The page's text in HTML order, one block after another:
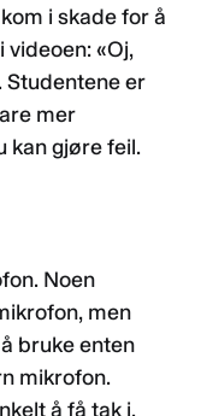
i skade for å
videoen: «Oj,
Studentene er
mer
kan gjøre feil.
Noen
men
bruke enten
mikrofon.
å få tak i.